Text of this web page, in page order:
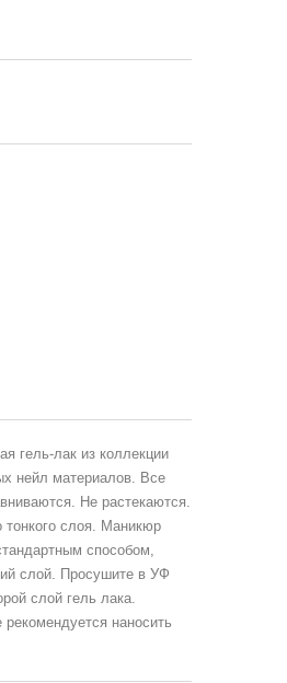
гель-лак из коллекции
нейл материалов. Все
Не растекаются.
тонкого слоя. Маникюр
способом,
слой. Просушите в УФ
слой гель лака.
наносить